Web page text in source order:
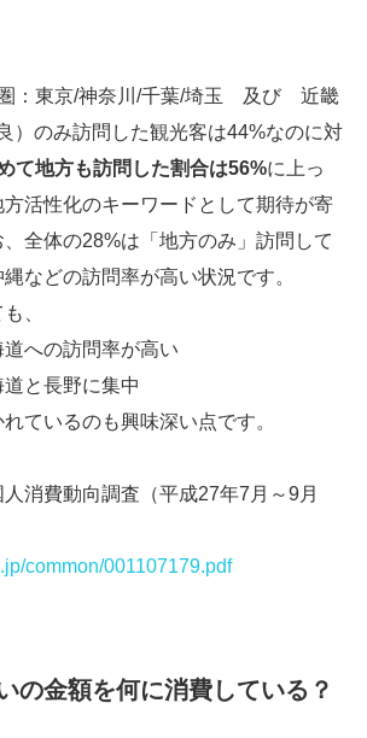
：東京/神奈川/千葉/埼玉 及び 近畿
）のみ訪問した観光客は44%なのに対
て地方も訪問した割合は56%に上っ
活性化のキーワードとして期待が寄
全体の28%は「地方のみ」訪問して
などの訪問率が高い状況です。
、
への訪問率が高い
と長野に集中
ているのも興味深い点です。
消費動向調査（平成27年7月～9月
common/001107179.pdf
の金額を何に消費している？